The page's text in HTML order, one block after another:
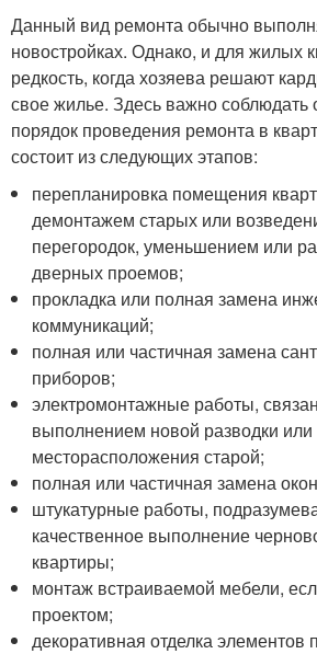
Данный вид ремонта обычно
новостройках. Однако, и для жилых
редкость, когда хозяева решают
свое жилье. Здесь важно соблюдать
порядок проведения ремонта в
состоит из следующих этапов:
перепланировка помещения
демонтажем старых или
перегородок, уменьшением или
дверных проемов;
прокладка или полная замена
коммуникаций;
полная или частичная замена
приборов;
электромонтажные работы,
выполнением новой разводки
месторасположения старой;
полная или частичная замена
штукатурные работы,
качественное выполнение
квартиры;
монтаж встраиваемой мебели,
проектом;
декоративная отделка